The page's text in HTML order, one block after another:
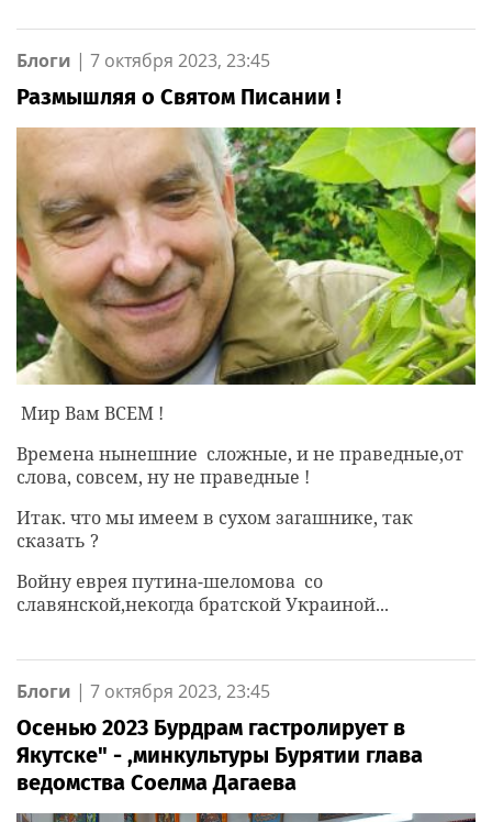
Блоги | 7 октября 2023, 23:45
Размышляя о Святом Писании !
Мир Вам ВСЕМ !
Времена нынешние сложные, и не праведные,от
слова, совсем, ну не праведные !
Итак. что мы имеем в сухом загашнике, так
сказать ?
Войну еврея путина-шеломова со
славянской,некогда братской Украиной...
Блоги | 7 октября 2023, 23:45
Осенью 2023 Бурдрам гастролирует в
Якутске" - ,минкультуры Бурятии глава
ведомства Соелма Дагаева